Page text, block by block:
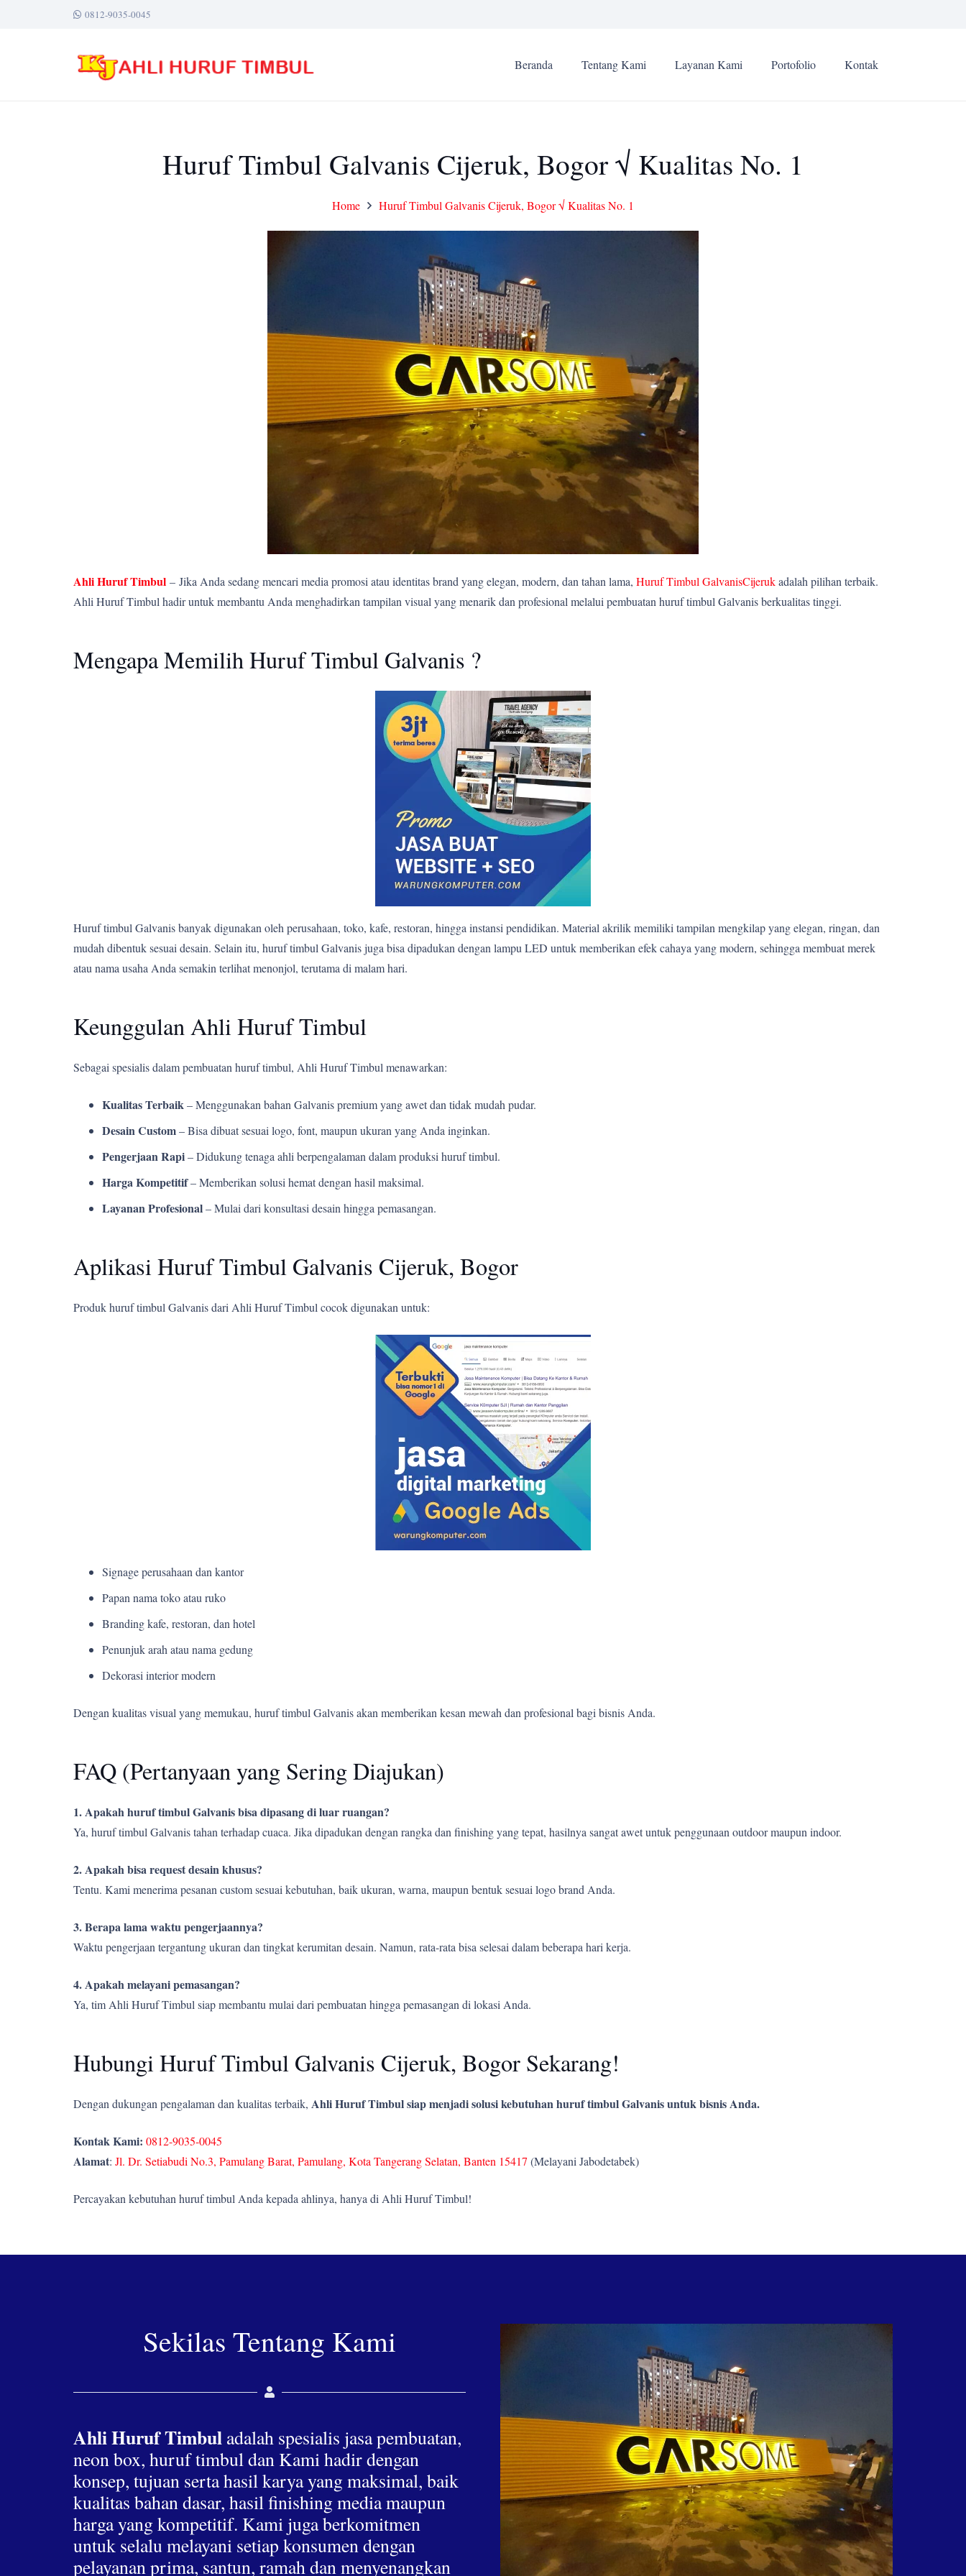
0812-9035-0045
Beranda Tentang Kami Layanan Kami Portofolio Kontak
Huruf Timbul Galvanis Cijeruk, Bogor √ Kualitas No. 1
Home Huruf Timbul Galvanis Cijeruk, Bogor √ Kualitas No. 1
Ahli Huruf Timbul – Jika Anda sedang mencari media promosi atau identitas brand yang elegan, modern, dan tahan lama, Huruf Timbul GalvanisCijerukadalah pilihan terbaik.
Ahli Huruf Timbul hadir untuk membantu Anda menghadirkan tampilan visual yang menarik dan profesional melalui pembuatan huruf timbul Galvanis berkualitas tinggi.
Mengapa Memilih Huruf Timbul Galvanis ?
Huruf timbul Galvanis banyak digunakan oleh perusahaan, toko, kafe, restoran, hingga instansi pendidikan. Material akrilik memiliki tampilan mengkilap yang elegan, ringan, dan
mudah dibentuk sesuai desain. Selain itu, huruf timbul Galvanis juga bisa dipadukan dengan lampu LED untuk memberikan efek cahaya yang modern, sehingga membuat merek
atau nama usaha Anda semakin terlihat menonjol, terutama di malam hari.
Keunggulan Ahli Huruf Timbul
Sebagai spesialis dalam pembuatan huruf timbul, Ahli Huruf Timbul menawarkan:
Kualitas Terbaik– Menggunakan bahan Galvanis premium yang awet dan tidak mudah pudar.
Desain Custom– Bisa dibuat sesuai logo, font, maupun ukuran yang Anda inginkan.
Pengerjaan Rapi– Didukung tenaga ahli berpengalaman dalam produksi huruf timbul.
Harga Kompetitif– Memberikan solusi hemat dengan hasil maksimal.
Layanan Profesional– Mulai dari konsultasi desain hingga pemasangan.
Aplikasi Huruf Timbul Galvanis Cijeruk, Bogor
Produk huruf timbul Galvanis dari Ahli Huruf Timbul cocok digunakan untuk:
Signage perusahaan dan kantor
Papan nama toko atau ruko
Branding kafe, restoran, dan hotel
Penunjuk arah atau nama gedung
Dekorasi interior modern
Dengan kualitas visual yang memukau, huruf timbul Galvanis akan memberikan kesan mewah dan profesional bagi bisnis Anda.
FAQ (Pertanyaan yang Sering Diajukan)
1. Apakah huruf timbul Galvanis bisa dipasang di luar ruangan?
Ya, huruf timbul Galvanis tahan terhadap cuaca. Jika dipadukan dengan rangka dan finishing yang tepat, hasilnya sangat awet untuk penggunaan outdoor maupun indoor.
2. Apakah bisa request desain khusus?
Tentu. Kami menerima pesanan custom sesuai kebutuhan, baik ukuran, warna, maupun bentuk sesuai logo brand Anda.
3. Berapa lama waktu pengerjaannya?
Waktu pengerjaan tergantung ukuran dan tingkat kerumitan desain. Namun, rata-rata bisa selesai dalam beberapa hari kerja.
4. Apakah melayani pemasangan?
Ya, tim Ahli Huruf Timbul siap membantu mulai dari pembuatan hingga pemasangan di lokasi Anda.
Hubungi Huruf Timbul Galvanis Cijeruk, Bogor Sekarang!
Dengan dukungan pengalaman dan kualitas terbaik, Ahli Huruf Timbul siap menjadi solusi kebutuhan huruf timbul Galvanis untuk bisnis Anda.
Kontak Kami: 0812-9035-0045
Alamat: Jl. Dr. Setiabudi No.3, Pamulang Barat, Pamulang, Kota Tangerang Selatan, Banten 15417 (Melayani Jabodetabek)
Percayakan kebutuhan huruf timbul Anda kepada ahlinya, hanya di Ahli Huruf Timbul!
Sekilas Tentang Kami
Ahli Huruf Timbul adalah spesialis jasa pembuatan,
neon box, huruf timbul dan Kami hadir dengan
konsep, tujuan serta hasil karya yang maksimal, baik
kualitas bahan dasar, hasil finishing media maupun
harga yang kompetitif. Kami juga berkomitmen
untuk selalu melayani setiap konsumen dengan
pelayanan prima, santun, ramah dan menyenangkan